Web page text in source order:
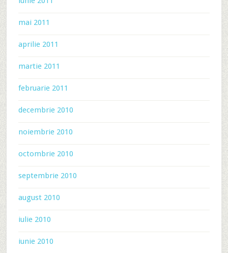
mai 2011
aprilie 2011
martie 2011
februarie 2011
decembrie 2010
noiembrie 2010
octombrie 2010
septembrie 2010
august 2010
iulie 2010
iunie 2010